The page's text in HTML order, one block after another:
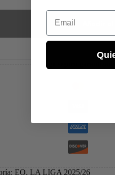
EQ. LA LIGA 2025/26
Email